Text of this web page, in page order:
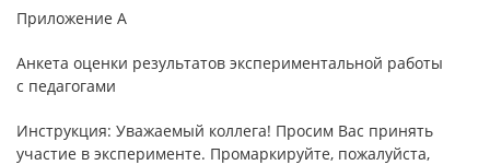
Приложение А
Анкета оценки результатов экспериментальной работы
с педагогами
Инструкция: Уважаемый коллега! Просим Вас принять
участие в эксперименте. Промаркируйте, пожалуйста,